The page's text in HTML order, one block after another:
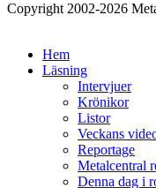
Copyright 2002-2026
Hem
Läsning
Intervjuer
Krönikor
Listor
Veckans
Reportage
Metalcentral
Denna dag i